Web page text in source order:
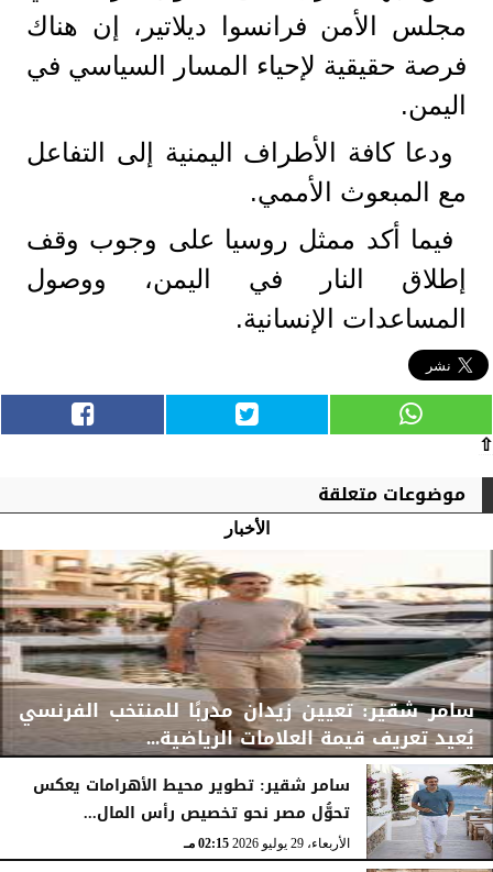
مجلس الأمن فرانسوا ديلاتير، إن هناك
فرصة حقيقية لإحياء المسار السياسي في
اليمن.
ودعا كافة الأطراف اليمنية إلى التفاعل
مع المبعوث الأممي.
فيما أكد ممثل روسيا على وجوب وقف
إطلاق النار في اليمن، ووصول
المساعدات الإنسانية.
⇧
موضوعات متعلقة
الأخبار
سامر شقير: تعيين زيدان مدربًا للمنتخب الفرنسي
يُعيد تعريف قيمة العلامات الرياضية...
الأربعاء، 29 يوليو 2026 02:25 مـ
سامر شقير: تطوير محيط الأهرامات يعكس
تحوُّل مصر نحو تخصيص رأس المال...
الأربعاء، 29 يوليو 2026 02:15 مـ